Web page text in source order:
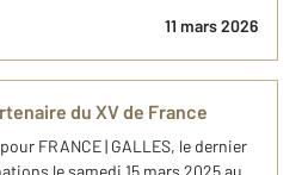
11 mars 2026
du XV de France
FRANCE | GALLES, le dernier
le samedi 15 mars 2025 au